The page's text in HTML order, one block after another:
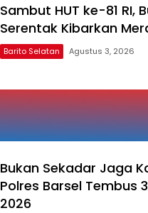
Sambut HUT ke-81 RI,
Serentak Kibarkan
Barito Selatan Agustus 3, 2026
Bukan Sekadar Jaga
Polres Barsel Tembus
2026